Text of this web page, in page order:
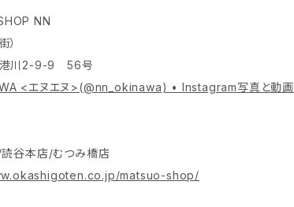
NN
）
港川2-9-9 56号
<エヌエヌ>(@nn_okinawa) • Instagram写真と動画
谷本店/むつみ橋店
matsuo-shop/